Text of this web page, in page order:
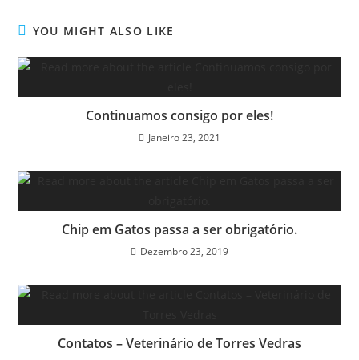
YOU MIGHT ALSO LIKE
Continuamos consigo por eles!
Janeiro 23, 2021
Chip em Gatos passa a ser obrigatório.
Dezembro 23, 2019
Contatos – Veterinário de Torres Vedras